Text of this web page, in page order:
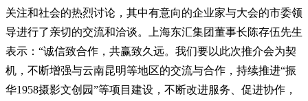
关注和社会的热烈讨论，其中有意向的企业家与大会的市委领
导进行了亲切的交流和洽谈。上海东汇集团董事长陈存伍先生
表示：“诚信致合作，共赢致久远。我们要以此次推介会为契
机，不断增强与云南昆明等地区的交流与合作，持续推进“振
华1958摄影文创园”等项目建设，不断改进服务、促进协作，